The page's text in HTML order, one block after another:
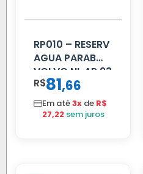
RP010 – RESERV
AGUA PARAB
VOLVO NL AP 93
R$81,66
Em até3x de R$
27,22 sem juros